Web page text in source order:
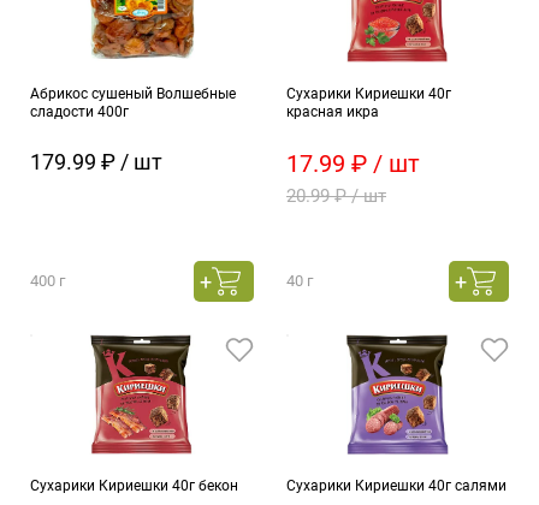
Абрикос сушеный Волшебные
сладости 400г
179.99 ₽ / шт
400 г
Сухарики Кириешки 40г
красная икра
17.99 ₽ / шт
20.99 ₽ / шт
40 г
Сухарики Кириешки 40г бекон Сухарики Кириешки 40г салями